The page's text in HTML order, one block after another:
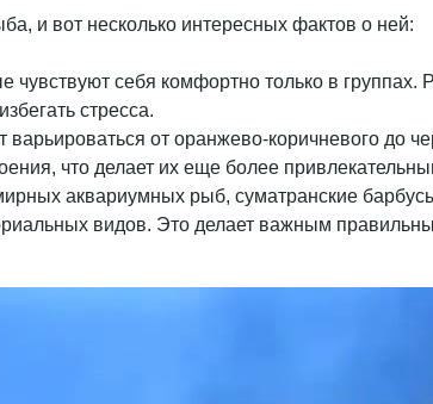
и вот несколько интересных фактов о ней:
себя комфортно только в группах.
стресса.
от оранжево-коричневого до
что делает их еще более
аквариумных рыб, суматранские
видов. Это делает важным